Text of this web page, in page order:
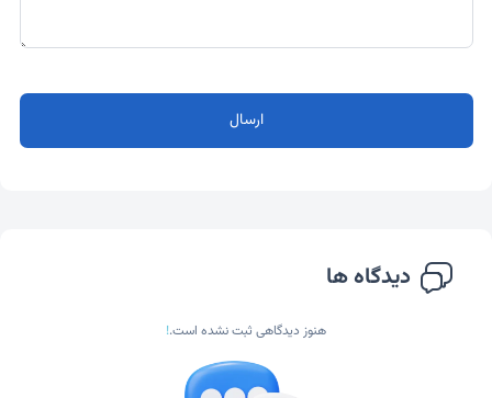
ارسال
دیدگاه ها
هنوز دیدگاهی ثبت نشده است.!